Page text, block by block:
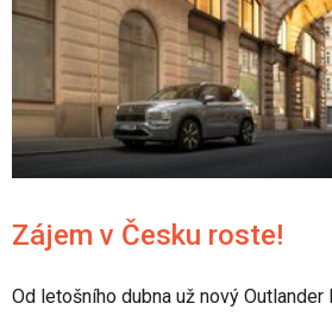
Zájem v Česku roste!
Od letošního dubna už nový Outlander